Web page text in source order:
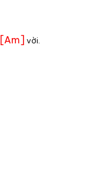
[Am] vời.